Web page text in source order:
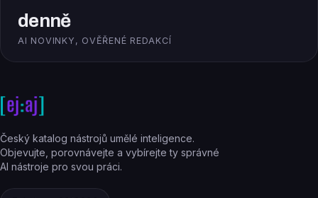
denně
AI NOVINKY, OVĚŘENÉ REDAKCÍ
Český katalog nástrojů umělé inteligence.
Objevujte, porovnávejte a vybírejte ty správné
AI nástroje pro svou práci.